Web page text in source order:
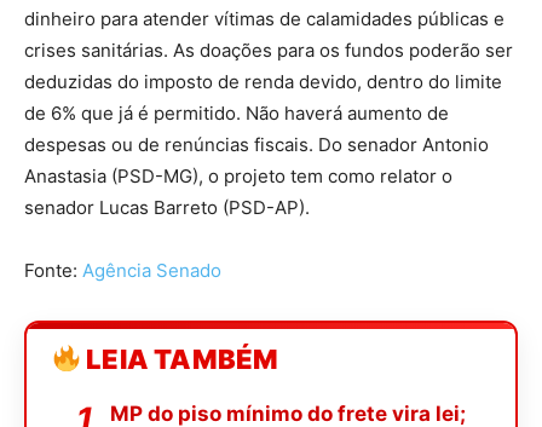
dinheiro para atender vítimas de calamidades públicas e
crises sanitárias. As doações para os fundos poderão ser
deduzidas do imposto de renda devido, dentro do limite
de 6% que já é permitido. Não haverá aumento de
despesas ou de renúncias fiscais. Do senador Antonio
Anastasia (PSD-MG), o projeto tem como relator o
senador Lucas Barreto (PSD-AP).
Fonte: Agência Senado
LEIA TAMBÉM
MP do piso mínimo do frete vira lei;